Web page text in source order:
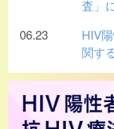
査」
06.23
HIV
関す